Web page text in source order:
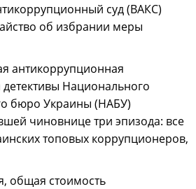
суд (ВАКС)
об избрании меры
антикоррупционная
Национального
бюро Украины (НАБУ)
чиновнице три эпизода: все
топовых коррупционеров,
общая стоимость